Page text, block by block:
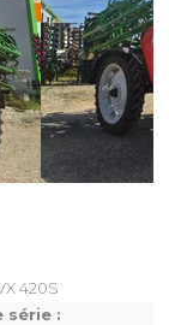
420S
série